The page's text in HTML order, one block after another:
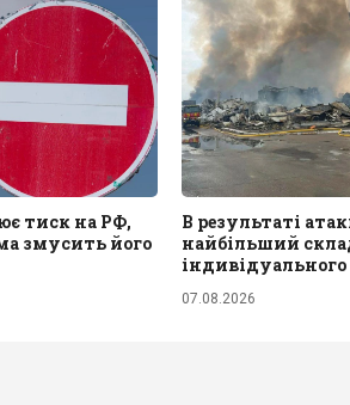
тиск на РФ,
змусить його
В результаті
найбільший
07.08.2026